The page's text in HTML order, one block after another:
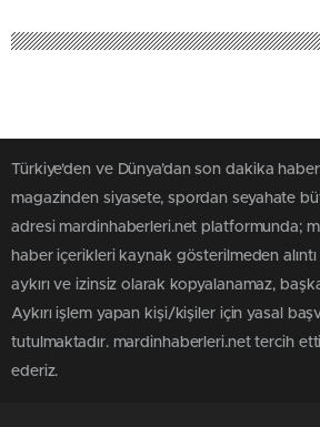
Türkiye'den ve Dünya’dan son dakika
magazinden siyasete, spordan seyahate
adresi mardinhaberleri.net platformunda;
haber içerikleri kaynak gösterilmeden alıntı
aykırı ve izinsiz olarak kopyalanamaz,
Aykırı işlem yapan kişi/kişiler için yasal
tutulmaktadır. mardinhaberleri.net tercih
ederiz.